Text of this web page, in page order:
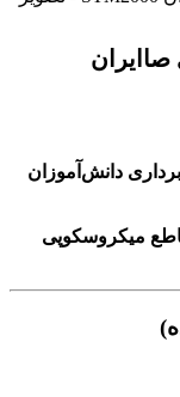
دانش‌آموزان
میکروسکوپی